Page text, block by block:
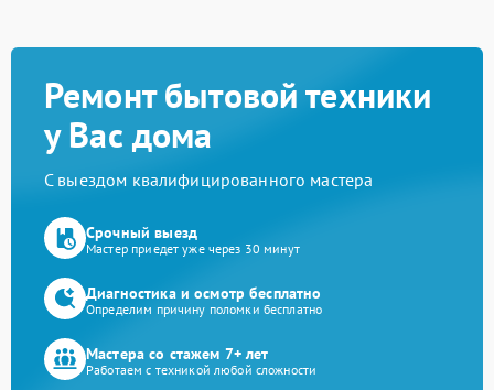
Ремонт бытовой техники
у Вас дома
С выездом квалифицированного мастера
Срочный выезд
Мастер приедет уже через 30 минут
Диагностика и осмотр бесплатно
Определим причину поломки бесплатно
Мастера со стажем 7+ лет
Работаем с техникой любой сложности